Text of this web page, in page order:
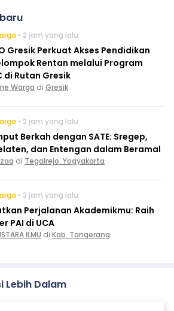
• 2 jam yang lalu
Gresik Perkuat Akses Pendidikan
Rentan melalui Program
di Rutan Gresik
Warga di Gresik
• 2 jam yang lalu
Berkah dengan SATE: Sregep,
dan Entengan dalam Beramal
di Tegalrejo, Yogyakarta
• 3 jam yang lalu
Perjalanan Akademikmu: Raih
PAI di UCA
ILMU di Kab. Tangerang
Lebih Dalam